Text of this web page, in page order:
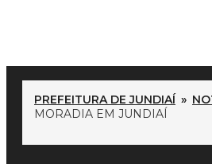
PREFEITURA DE JUNDIAÍ »
MORADIA EM JUNDIAÍ